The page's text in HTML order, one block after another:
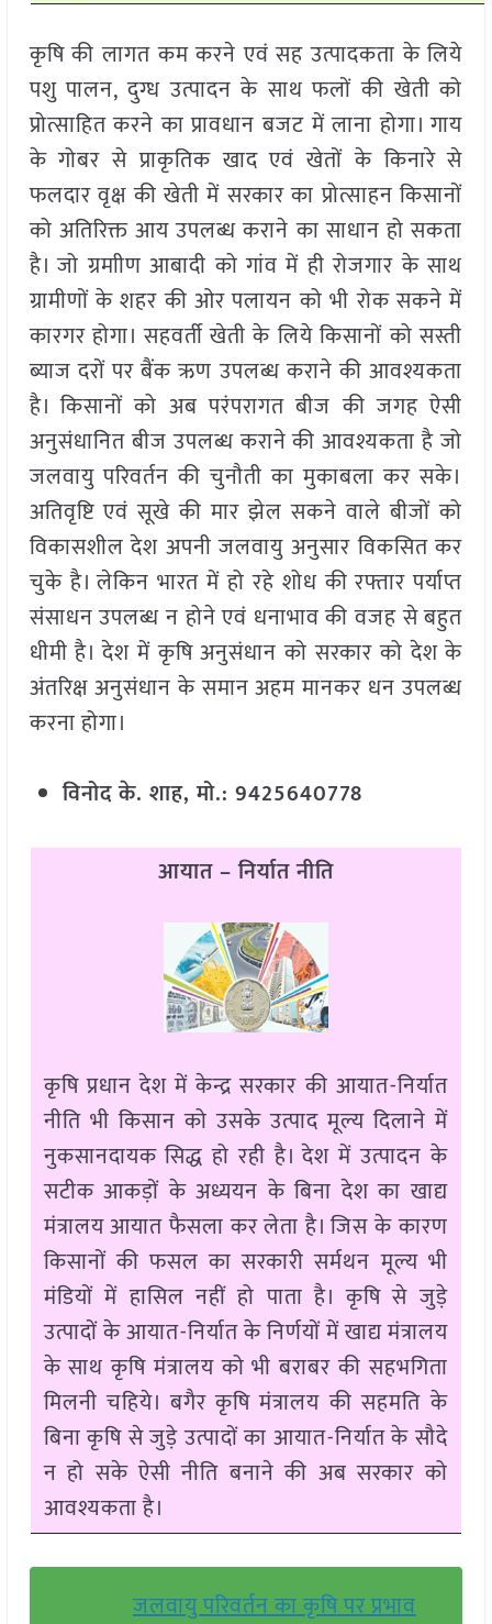
कृषि की लागत कम करने एवं सह उत्पादकता के लिये
पशु पालन, दुग्ध उत्पादन के साथ फलों की खेती को
प्रोत्साहित करने का प्रावधान बजट में लाना होगा। गाय
के गोबर से प्राकृतिक खाद एवं खेतों के किनारे से
फलदार वृक्ष की खेती में सरकार का प्रोत्साहन किसानों
को अतिरिक्त आय उपलब्ध कराने का साधान हो सकता
है। जो ग्रमाीण आबादी को गांव में ही रोजगार के साथ
ग्रामीणों के शहर की ओर पलायन को भी रोक सकने में
कारगर होगा। सहवर्ती खेती के लिये किसानों को सस्ती
ब्याज दरों पर बैंक ऋण उपलब्ध कराने की आवश्यकता
है। किसानों को अब परंपरागत बीज की जगह ऐसी
अनुसंधानित बीज उपलब्ध कराने की आवश्यकता है जो
जलवायु परिवर्तन की चुनौती का मुकाबला कर सके।
अतिवृष्टि एवं सूखे की मार झेल सकने वाले बीजों को
विकासशील देश अपनी जलवायु अनुसार विकसित कर
चुके है। लेकिन भारत में हो रहे शोध की रफ्तार पर्याप्त
संसाधन उपलब्ध न होने एवं धनाभाव की वजह से बहुत
धीमी है। देश में कृषि अनुसंधान को सरकार को देश के
अंतरिक्ष अनुसंधान के समान अहम मानकर धन उपलब्ध
करना होगा।
विनोद के. शाह, मो.: 9425640778
आयात – निर्यात नीति
कृषि प्रधान देश में केन्द्र सरकार की आयात-निर्यात
नीति भी किसान को उसके उत्पाद मूल्य दिलाने में
नुकसानदायक सिद्ध हो रही है। देश में उत्पादन के
सटीक आकड़ों के अध्ययन के बिना देश का खाद्य
मंत्रालय आयात फैसला कर लेता है। जिस के कारण
किसानों की फसल का सरकारी सर्मथन मूल्य भी
मंडियों में हासिल नहीं हो पाता है। कृषि से जुड़े
उत्पादों के आयात-निर्यात के निर्णयों में खाद्य मंत्रालय
के साथ कृषि मंत्रालय को भी बराबर की सहभगिता
मिलनी चहिये। बगैर कृषि मंत्रालय की सहमति के
बिना कृषि से जुड़े उत्पादों का आयात-निर्यात के सौदे
न हो सके ऐसी नीति बनाने की अब सरकार को
आवश्यकता है।
जलवायु परिवर्तन का कृषि पर प्रभाव